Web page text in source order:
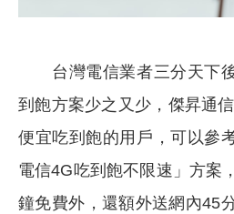
台灣電信業者三分天下後
到飽方案少之又少，傑昇通
便宜吃到飽的用戶，可以參
電信4G吃到飽不限速」方案
鐘免費外，還額外送網內45